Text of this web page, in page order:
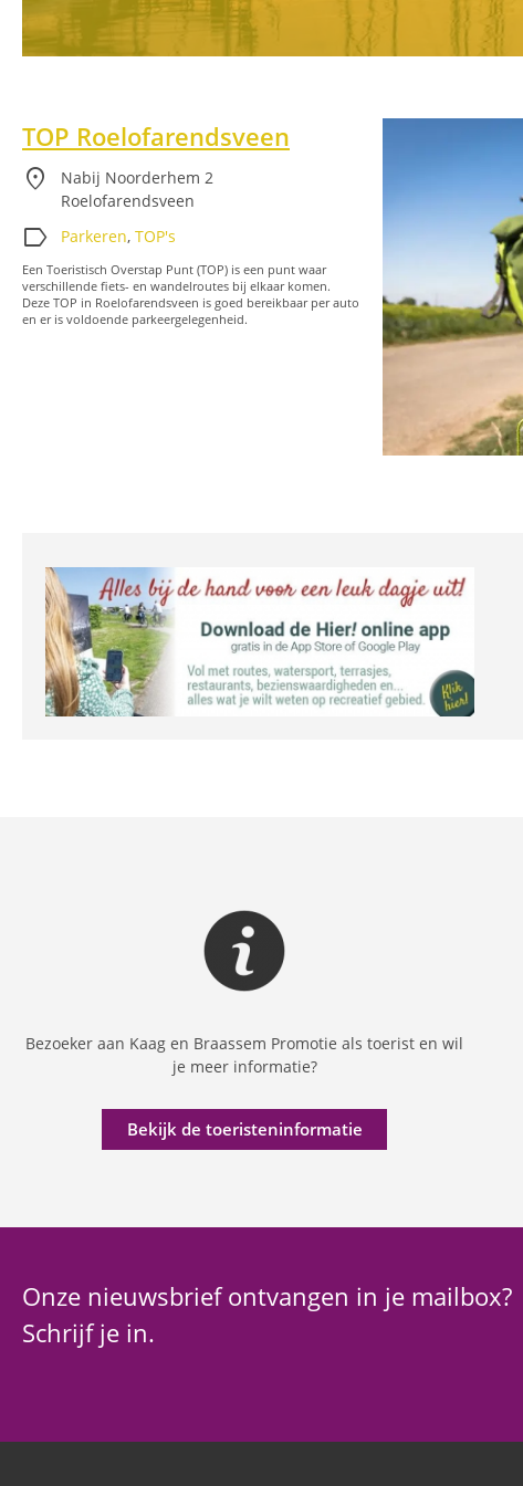
TOP Roelofarendsveen
location_on
Nabij Noorderhem 2
Roelofarendsveen
label Parkeren, TOP's
Een Toeristisch Overstap Punt (TOP) is een punt waar
verschillende fiets- en wandelroutes bij elkaar komen.
Deze TOP in Roelofarendsveen is goed bereikbaar per auto
en er is voldoende parkeergelegenheid.
Bezoeker aan Kaag en Braassem Promotie als toerist en wil
je meer informatie?
Bekijk de toeristeninformatie
Onze nieuwsbrief ontvangen in je mailbox?
Schrijf je in.